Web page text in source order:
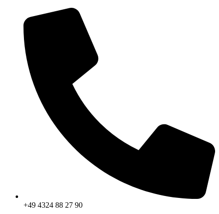
+49 4324 88 27 90